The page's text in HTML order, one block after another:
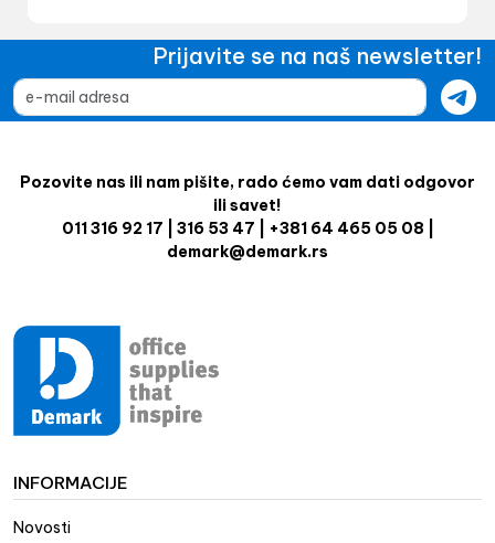
Prijavite se na naš newsletter!
Pozovite nas ili nam pišite, rado ćemo vam dati odgovor
ili savet!
011 316 92 17 | 316 53 47 | +381 64 465 05 08 |
demark@demark.rs
INFORMACIJE
Novosti